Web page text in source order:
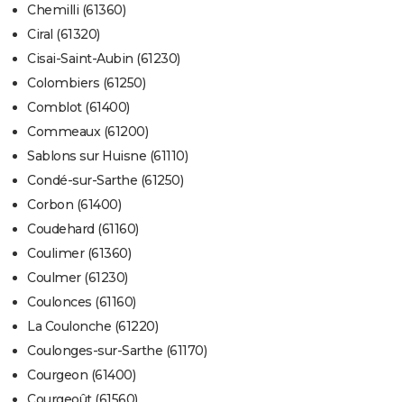
Chemilli (61360)
Ciral (61320)
Cisai-Saint-Aubin (61230)
Colombiers (61250)
Comblot (61400)
Commeaux (61200)
Sablons sur Huisne (61110)
Condé-sur-Sarthe (61250)
Corbon (61400)
Coudehard (61160)
Coulimer (61360)
Coulmer (61230)
Coulonces (61160)
La Coulonche (61220)
Coulonges-sur-Sarthe (61170)
Courgeon (61400)